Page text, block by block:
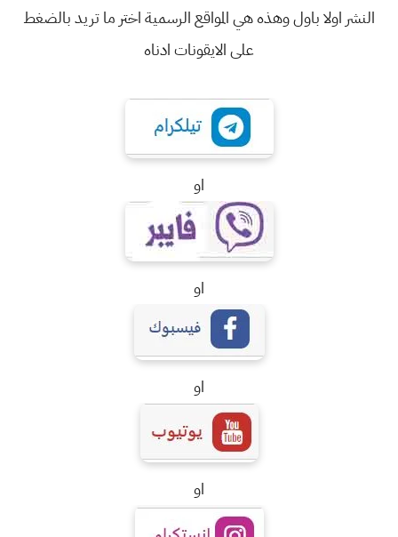
النشر اولا باول وهذه هي المواقع الرسمية اختر ما تريد بالضغط
على الايقونات ادناه
او
او
او
او